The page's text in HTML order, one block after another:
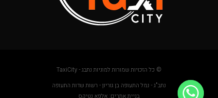
© כל הזכויות שמורות למוניות נתבג - TaxiCity
נתב"ג - נמל התעופה בן גוריון - רשות שדות התעופה
בניית אתרים: אלפא נטיקס